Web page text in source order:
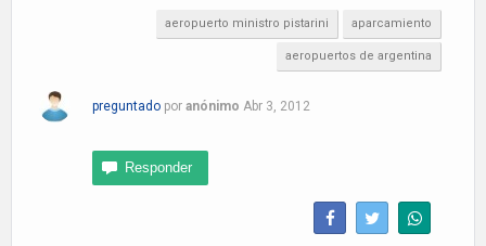
aeropuerto ministro pistarini aparcamiento
aeropuertos de argentina
preguntado por anónimo Abr 3, 2012